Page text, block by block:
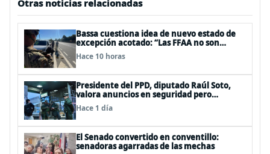
Otras noticias relacionadas
Bassa cuestiona idea de nuevo estado de
excepción acotado: “Las FFAA no son
policías”
Hace 10 horas
Presidente del PPD, diputado Raúl Soto,
valora anuncios en seguridad pero
advierte ausencia clave: alzamiento del
secreto bancario
Hace 1 día
El Senado convertido en conventillo:
senadoras agarradas de las mechas